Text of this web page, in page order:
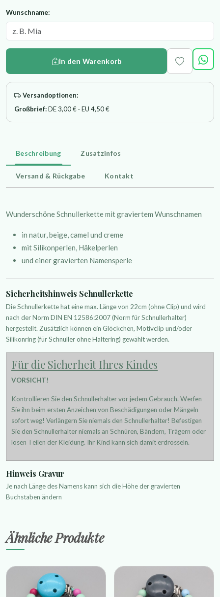
Wunschname:
In den Warenkorb
Versandoptionen:
Großbrief:DE 3,00 € · EU 4,50 €
Beschreibung Zusatzinfos
Versand & Rückgabe Kontakt
Wunderschöne Schnullerkette mit graviertem Wunschnamen
in natur, beige, camel und creme
mit Silikonperlen, Häkelperlen
und einer gravierten Namensperle
Sicherheitshinweis Schnullerkette
Die Schnullerkette hat eine max. Länge von 22cm (ohne Clip) und wird
nach der Norm DIN EN 12586:2007 (Norm für Schnullerhalter)
hergestellt. Zusätzlich können ein Glöckchen, Motivclip und/oder
Silikonring (für Schnuller ohne Haltering) gewählt werden.
Für die Sicherheit Ihres Kindes
VORSICHT!
Kontrollieren Sie den Schnullerhalter vor jedem Gebrauch. Werfen
Sie ihn beim ersten Anzeichen von Beschädigungen oder Mängeln
sofort weg! Verlängern Sie niemals den Schnullerhalter! Befestigen
Sie den Schnullerhalter niemals an Schnüren, Bändern, Trägern oder
losen Teilen der Kleidung. Ihr Kind kann sich damit erdrosseln.
Hinweis Gravur
Je nach Länge des Namens kann sich die Höhe der gravierten
Buchstaben ändern
Ähnliche Produkte